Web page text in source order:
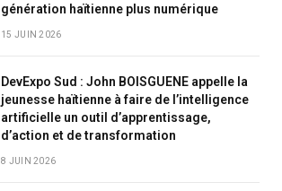
génération haïtienne plus numérique
15 JUIN 2026
DevExpo Sud : John BOISGUENE appelle la
jeunesse haïtienne à faire de l’intelligence
artificielle un outil d’apprentissage,
d’action et de transformation
8 JUIN 2026